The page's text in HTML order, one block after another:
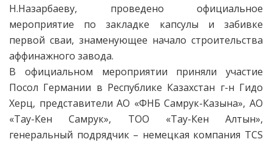
Н.Назарбаеву, проведено официальное
мероприятие по закладке капсулы и забивке
первой сваи, знаменующее начало строительства
аффинажного завода.
В официальном мероприятии приняли участие
Посол Германии в Республике Казахстан г-н Гидо
Херц, представители АО «ФНБ Самрук-Казына», АО
«Тау-Кен Самрук», ТОО «Тау-Кен Алтын»,
генеральный подрядчик – немецкая компания TCS